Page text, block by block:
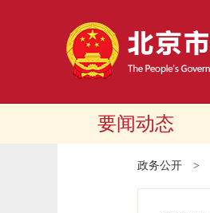
要闻动态
政务公开 >